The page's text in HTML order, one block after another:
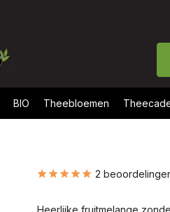
BIO Theebloemen
2
Heerlijke fruitmelange